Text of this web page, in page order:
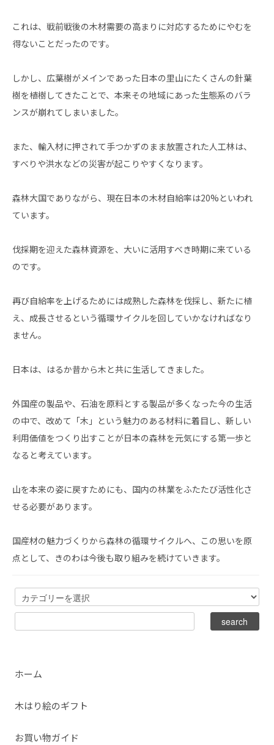
これは、戦前戦後の木材需要の高まりに対応するためにやむを
得ないことだったのです。
しかし、広葉樹がメインであった日本の里山にたくさんの針葉
樹を植樹してきたことで、本来その地域にあった生態系のバラ
ンスが崩れてしまいました。
また、輸入材に押されて手つかずのまま放置された人工林は、
すべりや洪水などの災害が起こりやすくなります。
森林大国でありながら、現在日本の木材自給率は20%といわれ
ています。
伐採期を迎えた森林資源を、大いに活用すべき時期に来ている
のです。
再び自給率を上げるためには成熟した森林を伐採し、新たに植
え、成長させるという循環サイクルを回していかなければなり
ません。
日本は、はるか昔から木と共に生活してきました。
外国産の製品や、石油を原料とする製品が多くなった今の生活
の中で、改めて「木」という魅力のある材料に着目し、新しい
利用価値をつくり出すことが日本の森林を元気にする第一歩と
なると考えています。
山を本来の姿に戻すためにも、国内の林業をふたたび活性化さ
せる必要があります。
国産材の魅力づくりから森林の循環サイクルへ、この思いを原
点として、きのわは今後も取り組みを続けていきます。
ホーム
木はり絵のギフト
お買い物ガイド